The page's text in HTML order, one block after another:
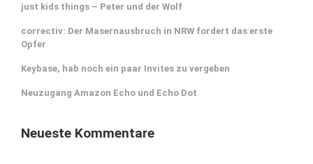
just kids things – Peter und der Wolf
correctiv: Der Masernausbruch in NRW fordert das erste
Opfer
Keybase, hab noch ein paar Invites zu vergeben
Neuzugang Amazon Echo und Echo Dot
Neueste Kommentare